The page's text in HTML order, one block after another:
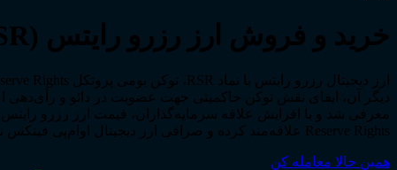
خرید و فروش ارز رزرو رایتس (RSR) با قیمت لحظه‌ای
Reserve Rights علاقه‌مند کرده و صرافی ارز دیجیتال او‌ام‌پی فینکس نیز، تصمیم گرفته اطلاعات این پروژه و خدمات خرید و فروش سریع توکن RSR را در این صفحه برای شما کاربران عزیز ارائه دهد.
همین حالا معامله کن